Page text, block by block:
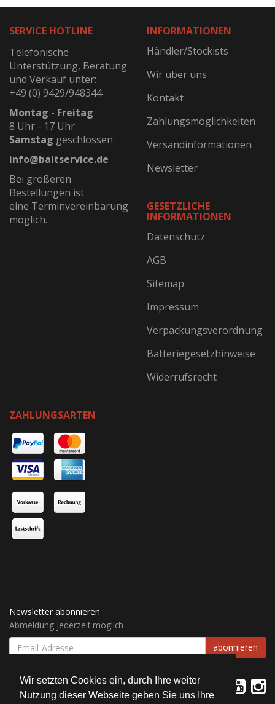
Wir setzten Cookies ein, durch Ihre weiter
Nutzung dieser Webseite geben Sie uns Ihre
SERVICE HOTLINE
Telefonische
Unterstützung, Beratung
und Verkauf unter:
+49 (0) 9429/948344
Montag - Freitag
8 Uhr - 17 Uhr
Samstag geschlossen
info@baitservice.de
Bei größeren
Bestellungen ist
eine Terminvereinbarung
möglich.
INFORMATIONEN
Händler/Stockists
Wir über uns
Kontakt
Zahlungsmöglichkeiten
Versandinformationen
Newsletter
GESETZLICHE
INFORMATIONEN
Datenschutz
AGB
Sitemap
Impressum
Verpackungsverordnung
Batteriegesetzhinweise
Widerrufsrecht
ZAHLUNGSARTEN
Newsletter abonnieren
Abmeldung jederzeit möglich
EMAIL-
ADRESSE
abonnieren